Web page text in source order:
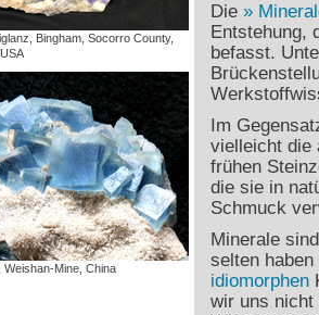
Bingham, Socorro County,
Weishan-Mine, China
Die
Entstehung,
befasst.
Im
vielleicht die
frühen
die sie in
Schmuck
Minerale
selten
idiomorphen
wir uns nicht